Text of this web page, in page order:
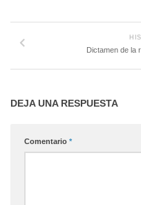
Dictamen de la
DEJA UNA RESPUESTA
Comentario *